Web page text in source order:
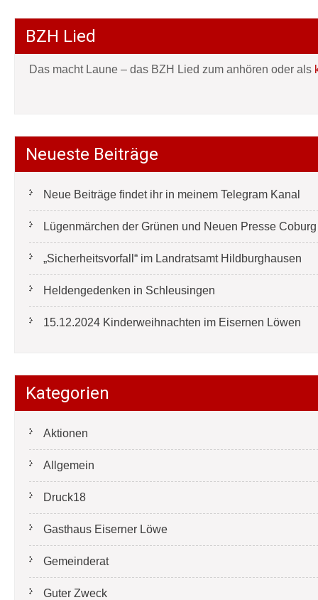
BZH Lied
Das macht Laune – das BZH Lied zum anhören oder als
Neueste Beiträge
Neue Beiträge findet ihr in meinem Telegram Kanal
Lügenmärchen der Grünen und Neuen Presse
„Sicherheitsvorfall“ im Landratsamt Hildburghausen
Heldengedenken in Schleusingen
15.12.2024 Kinderweihnachten im Eisernen Löwen
Kategorien
Aktionen
Allgemein
Druck18
Gasthaus Eiserner Löwe
Gemeinderat
Guter Zweck